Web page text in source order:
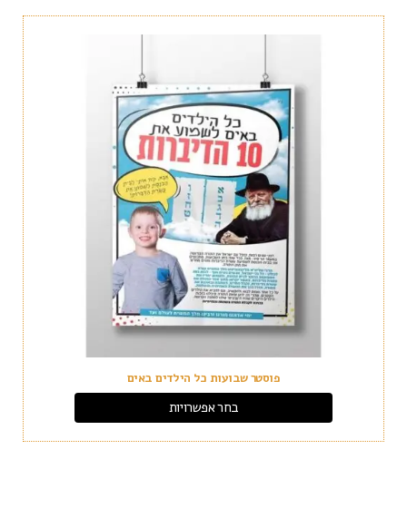
פוסטר שבועות כל הילדים באים
בחר אפשרויות